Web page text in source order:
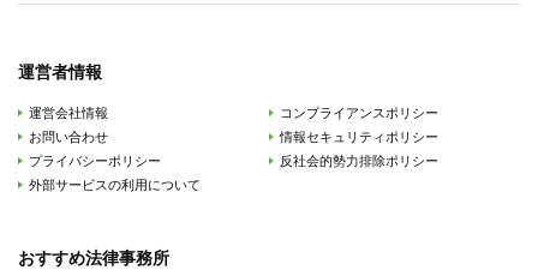
運営者情報
運営会社情報
お問い合わせ
プライバシーポリシー
外部サービスの利用について
コンプライアンスポリシー
情報セキュリティポリシー
反社会的勢力排除ポリシー
おすすめ法律事務所